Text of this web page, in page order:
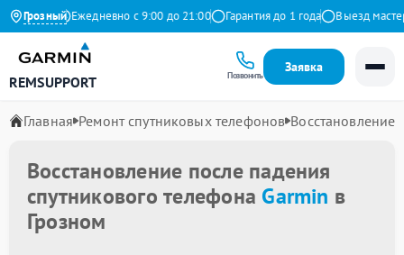
ГрозныйЕжедневно с 9:00 до 21:00 Гарантия до 1 года Выезд мастера
REMSUPPORT Позвонить
Заявка
Главная Ремонт спутниковых телефонов Восстановление
Восстановление после падения
спутникового телефона Garmin в
Грозном